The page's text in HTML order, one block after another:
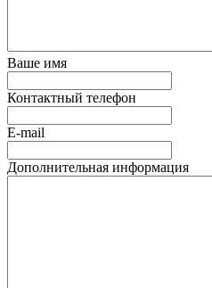
Ваше имя
Контактный телефон
E-mail
Дополнительная информация